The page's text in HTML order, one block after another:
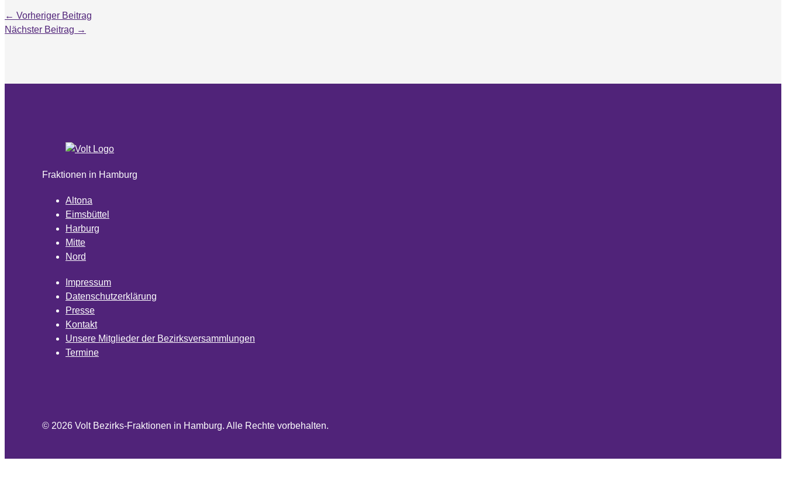
← Vorheriger Beitrag
Nächster Beitrag →
Fraktionen in Hamburg
Altona
Eimsbüttel
Harburg
Mitte
Nord
Impressum
Datenschutzerklärung
Presse
Kontakt
Unsere Mitglieder der Bezirksversammlungen
Termine
© 2026 Volt Bezirks-Fraktionen in Hamburg. Alle Rechte vorbehalten.